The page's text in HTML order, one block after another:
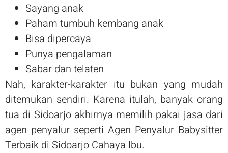
Sayang anak
Paham tumbuh kembang anak
Bisa dipercaya
Punya pengalaman
Sabar dan telaten
Nah, karakter-karakter itu bukan yang mudah
ditemukan sendiri. Karena itulah, banyak orang
tua di Sidoarjo akhirnya memilih pakai jasa dari
agen penyalur seperti Agen Penyalur Babysitter
Terbaik di Sidoarjo Cahaya Ibu.